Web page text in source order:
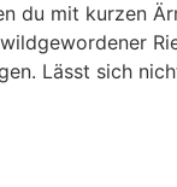
du mit kurzen
Lässt sich